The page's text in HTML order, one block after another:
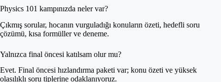
Physics 101 kampınızda neler var?
Çıkmış sorular, hocanın vurguladığı konuların özeti, hedefli soru
çözümü, kısa formüller ve deneme.
Yalnızca final öncesi katılsam olur mu?
Evet. Final öncesi hızlandırma paketi var; konu özeti ve yüksek
olasılıklı soru tiplerine odaklanıyoruz.